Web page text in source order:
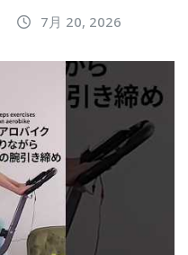
7月 20, 2026